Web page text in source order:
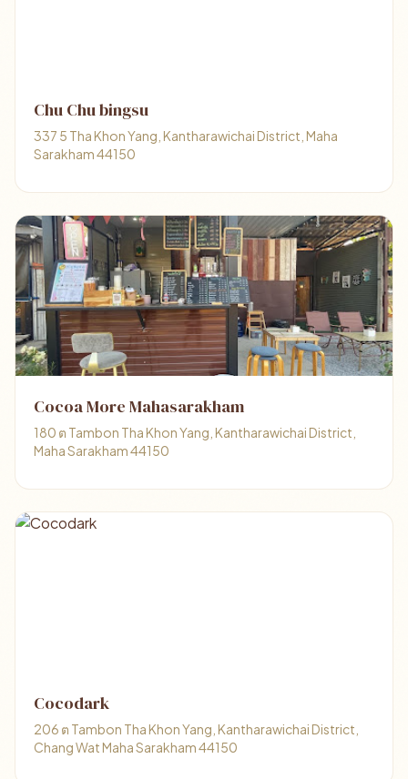
Chu Chu bingsu
337 5 Tha Khon Yang, Kantharawichai District, Maha
Sarakham 44150
Cocoa More Mahasarakham
180 ต Tambon Tha Khon Yang, Kantharawichai District,
Maha Sarakham 44150
Cocodark
206 ต Tambon Tha Khon Yang, Kantharawichai District,
Chang Wat Maha Sarakham 44150